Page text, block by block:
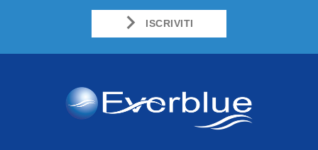
ISCRIVITI